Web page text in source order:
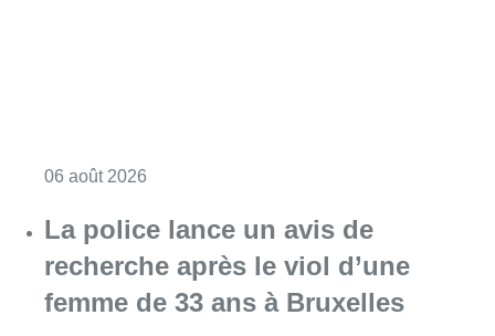
06 août 2026
La police lance un avis de
recherche après le viol d’une
femme de 33 ans à Bruxelles